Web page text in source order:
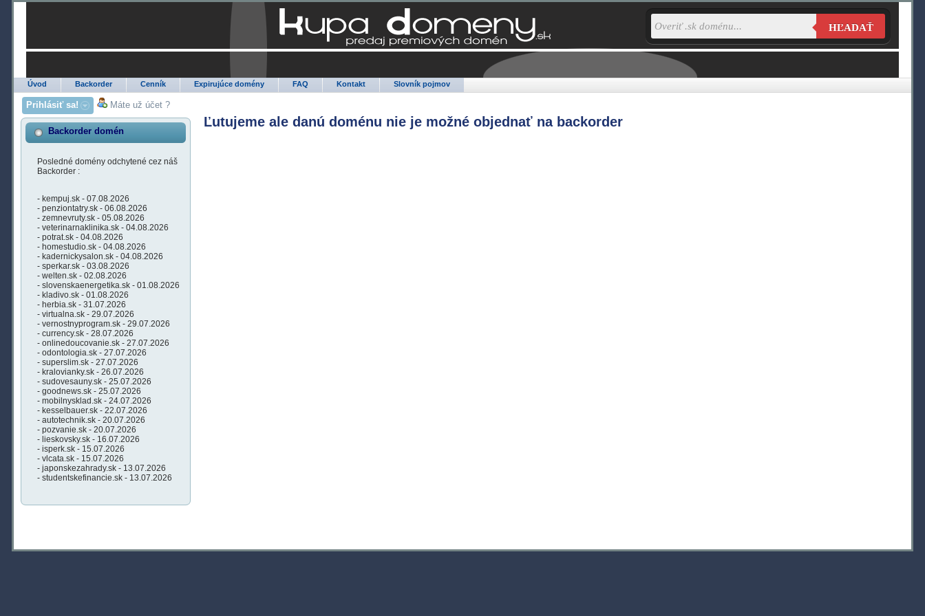
Úvod Backorder Cenník Expirujúce domény FAQ Kontakt Slovník pojmov
HĽADAŤ
Prihlásiť sa! Máte už účet ?
Backorder domén
Posledné domény odchytené cez náš
Backorder :
- kempuj.sk - 07.08.2026
- penziontatry.sk - 06.08.2026
- zemnevruty.sk - 05.08.2026
- veterinarnaklinika.sk - 04.08.2026
- potrat.sk - 04.08.2026
- homestudio.sk - 04.08.2026
- kadernickysalon.sk - 04.08.2026
- sperkar.sk - 03.08.2026
- welten.sk - 02.08.2026
- slovenskaenergetika.sk - 01.08.2026
- kladivo.sk - 01.08.2026
- herbia.sk - 31.07.2026
- virtualna.sk - 29.07.2026
- vernostnyprogram.sk - 29.07.2026
- currency.sk - 28.07.2026
- onlinedoucovanie.sk - 27.07.2026
- odontologia.sk - 27.07.2026
- superslim.sk - 27.07.2026
- kralovianky.sk - 26.07.2026
- sudovesauny.sk - 25.07.2026
- goodnews.sk - 25.07.2026
- mobilnysklad.sk - 24.07.2026
- kesselbauer.sk - 22.07.2026
- autotechnik.sk - 20.07.2026
- pozvanie.sk - 20.07.2026
- lieskovsky.sk - 16.07.2026
- isperk.sk - 15.07.2026
- vlcata.sk - 15.07.2026
- japonskezahrady.sk - 13.07.2026
- studentskefinancie.sk - 13.07.2026
Ľutujeme ale danú doménu nie je možné objednať na backorder